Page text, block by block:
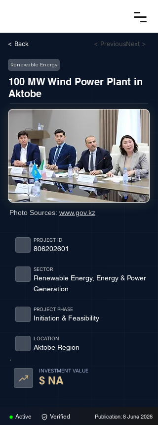
< Back < PreviousNext >
Renewable Energy
100 MW Wind Power Plant in
Aktobe
Photo Sources: www.gov.kz
806202601
PROJECT ID
Renewable Energy, Energy & Power
Generation
SECTOR
Initiation & Feasibility
PROJECT PHASE
Aktobe Region
LOCATION
INVESTMENT VALUE
$ NA
Active Verified Publication: 8 June 2026